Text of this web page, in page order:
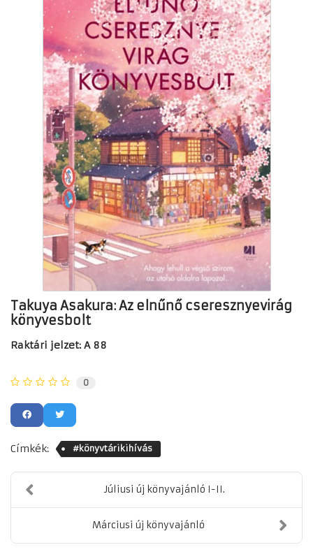
Takuya Asakura: Az elnűnő cseresznyevirág
könyvesbolt
Raktári jelzet: A 88
0
Címkék: #könyvtárikihívás
Júliusi új könyvajánló I-II.
Márciusi új könyvajánló